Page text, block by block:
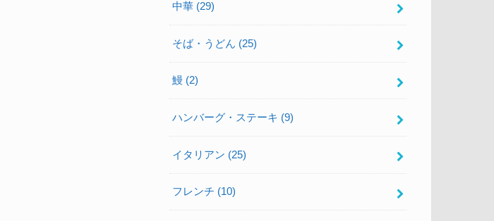
中華 (29)
そば・うどん (25)
鰻 (2)
ハンバーグ・ステーキ (9)
イタリアン (25)
フレンチ (10)